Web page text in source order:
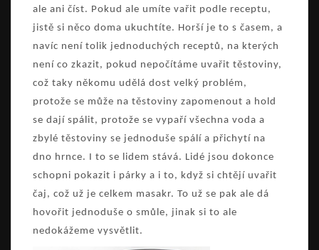
ale ani číst. Pokud ale umíte vařit podle receptu,
jistě si něco doma ukuchtíte. Horší je to s časem, a
navíc není tolik jednoduchých receptů, na kterých
není co zkazit, pokud nepočítáme uvařit těstoviny,
což taky někomu udělá dost velký problém,
protože se může na těstoviny zapomenout a hold
se dají spálit, protože se vypaří všechna voda a
zbylé těstoviny se jednoduše spálí a přichytí na
dno hrnce. I to se lidem stává. Lidé jsou dokonce
schopni pokazit i párky a i to, když si chtějí uvařit
čaj, což už je celkem masakr. To už se pak ale dá
hovořit jednoduše o smůle, jinak si to ale
nedokážeme vysvětlit.